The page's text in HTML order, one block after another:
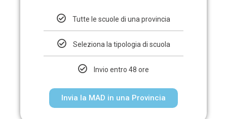
Tutte le scuole di una provincia
Seleziona la tipologia di scuola
Invio entro 48 ore
Invia la MAD in una Provincia